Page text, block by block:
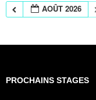
AOÛT 2026
PROCHAINS STAGES